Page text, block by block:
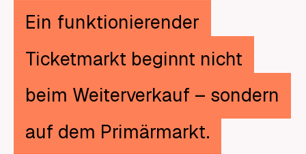
Ein funktionierender
Ticketmarkt beginnt nicht
beim Weiterverkauf – sondern
auf dem Primärmarkt.